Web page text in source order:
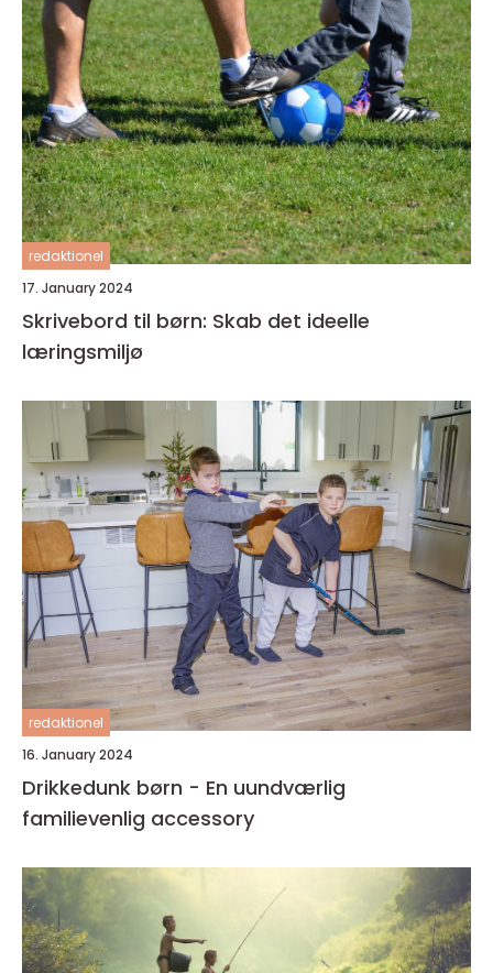
redaktionel
17. January 2024
Skrivebord til børn: Skab det ideelle
læringsmiljø
redaktionel
16. January 2024
Drikkedunk børn - En uundværlig
familievenlig accessory